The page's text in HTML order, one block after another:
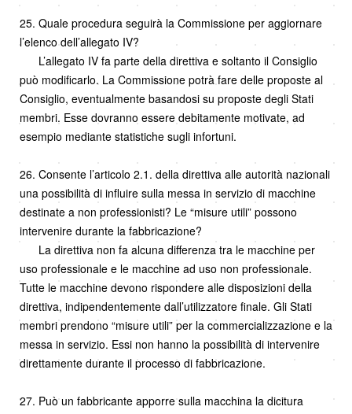
25. Quale procedura seguirà la Commissione per aggiornare
l’elenco dell’allegato IV?
L’allegato IV fa parte della direttiva e soltanto il Consiglio
può modificarlo. La Commissione potrà fare delle proposte al
Consiglio, eventualmente basandosi su proposte degli Stati
membri. Esse dovranno essere debitamente motivate, ad
esempio mediante statistiche sugli infortuni.
26. Consente l’articolo 2.1. della direttiva alle autorità nazionali
una possibilità di influire sulla messa in servizio di macchine
destinate a non professionisti? Le “misure utili” possono
intervenire durante la fabbricazione?
La direttiva non fa alcuna differenza tra le macchine per
uso professionale e le macchine ad uso non professionale.
Tutte le macchine devono rispondere alle disposizioni della
direttiva, indipendentemente dall’utilizzatore finale. Gli Stati
membri prendono “misure utili” per la commercializzazione e la
messa in servizio. Essi non hanno la possibilità di intervenire
direttamente durante il processo di fabbricazione.
27. Può un fabbricante apporre sulla macchina la dicitura